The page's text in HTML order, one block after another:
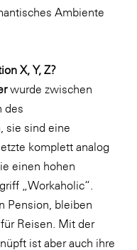
Ambiente
X, Y, Z?
wurde zwischen
des
sie sind eine
komplett analog
einen hohen
„Workaholic“.
Pension, bleiben
Reisen. Mit der
ist aber auch ihre